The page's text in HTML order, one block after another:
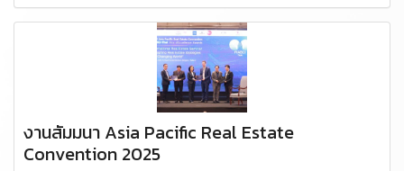
งานสัมมนา Asia Pacific Real Estate
Convention 2025